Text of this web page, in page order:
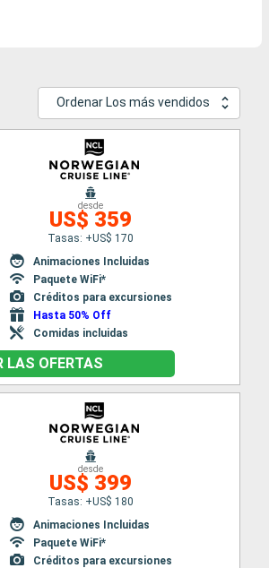
Ordenar Los más vendidos
desde
US$ 359
Tasas: +US$ 170
Animaciones Incluidas
Paquete WiFi*
Créditos para excursiones
Hasta 50% Off
Comidas incluidas
LAS OFERTAS
desde
US$ 399
Tasas: +US$ 180
Animaciones Incluidas
Paquete WiFi*
Créditos para excursiones